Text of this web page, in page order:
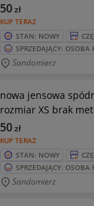
KUP TERAZ
50zł
STAN: NOWY
SPRZEDAJĄCY: OSOBA
Sandomierz
nowa jensowa
rozmiar XS brak
KUP TERAZ
50zł
STAN: NOWY
SPRZEDAJĄCY: OSOBA
Sandomierz